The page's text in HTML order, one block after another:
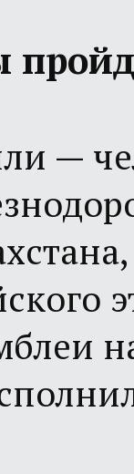
—